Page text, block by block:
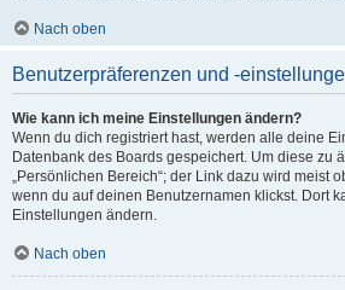
Nach oben
Benutzerpräferenzen und -
Wie kann ich meine Einstellungen ändern?
Wenn du dich registriert hast, werden alle deine
Datenbank des Boards gespeichert. Um diese zu
„Persönlichen Bereich“; der Link dazu wird meist
wenn du auf deinen Benutzernamen klickst. Dort
Einstellungen ändern.
Nach oben